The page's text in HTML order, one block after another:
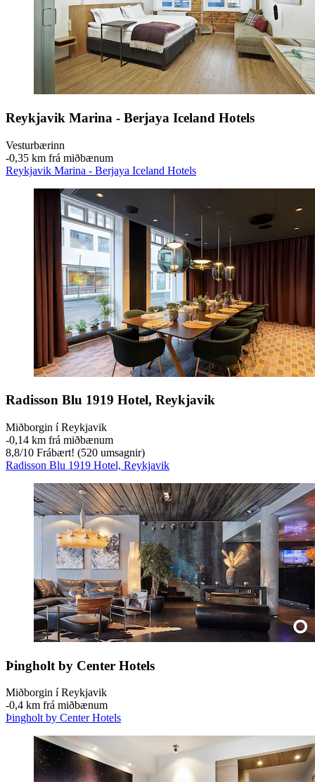
Reykjavik Marina - Berjaya Iceland Hotels
Vesturbærinn
‐0,35 km frá miðbænum
Reykjavik Marina - Berjaya Iceland Hotels
Radisson Blu 1919 Hotel, Reykjavik
Miðborgin í Reykjavik
‐0,14 km frá miðbænum
8,8/10 Frábært! (520 umsagnir)
Radisson Blu 1919 Hotel, Reykjavik
Þingholt by Center Hotels
Miðborgin í Reykjavik
‐0,4 km frá miðbænum
Þingholt by Center Hotels